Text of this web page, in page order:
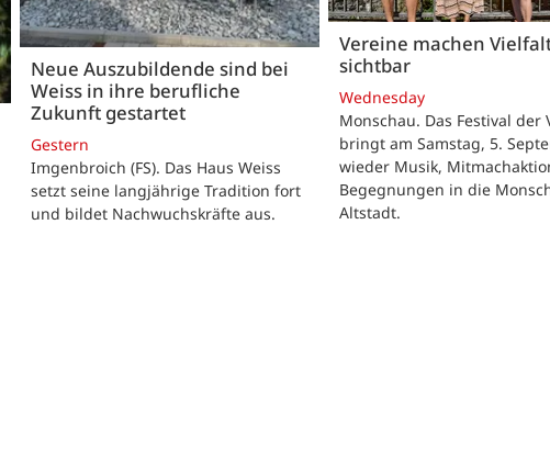
Neue Auszubildende sind bei
Weiss in ihre berufliche
Zukunft gestartet
Gestern
Imgenbroich (FS). Das Haus Weiss
setzt seine langjährige Tradition fort
und bildet Nachwuchskräfte aus.
Vereine machen
sichtbar
Wednesday
Monschau. Das Festival der
bringt am Samstag, 5.
wieder Musik,
Begegnungen in die
Altstadt.